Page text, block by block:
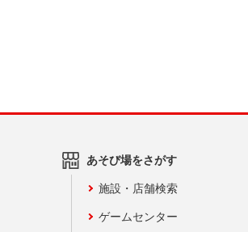
あそび場をさがす
施設・店舗検索
ゲームセンター